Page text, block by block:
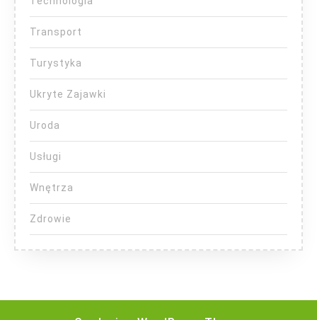
Transport
Turystyka
Ukryte Zajawki
Uroda
Usługi
Wnętrza
Zdrowie